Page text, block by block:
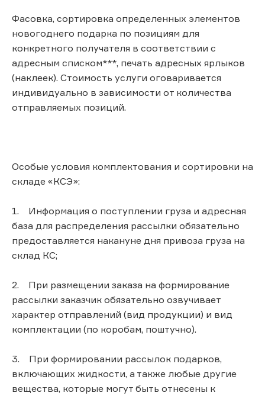
Фасовка, сортировка определенных элементов
новогоднего подарка по позициям для
конкретного получателя в соответствии с
адресным списком***, печать адресных ярлыков
(наклеек). Стоимость услуги оговаривается
индивидуально в зависимости от количества
отправляемых позиций.
Особые условия комплектования и сортировки на
складе «КСЭ»:
1. Информация о поступлении груза и адресная
база для распределения рассылки обязательно
предоставляется накануне дня привоза груза на
склад КС;
2. При размещении заказа на формирование
рассылки заказчик обязательно озвучивает
характер отправлений (вид продукции) и вид
комплектации (по коробам, поштучно).
3. При формировании рассылок подарков,
включающих жидкости, а также любые другие
вещества, которые могут быть отнесены к